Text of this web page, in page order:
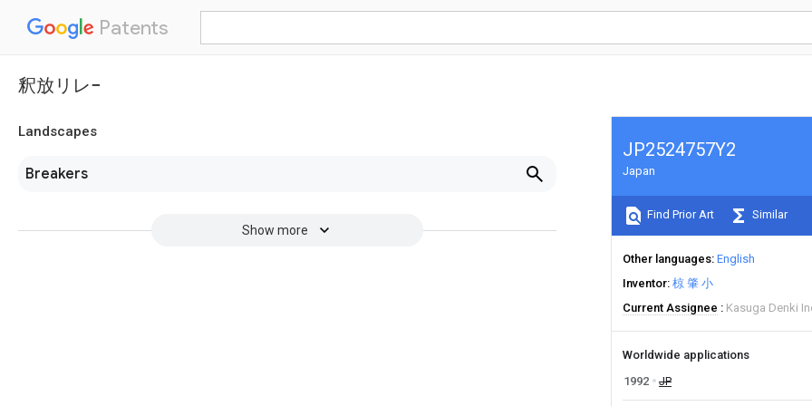
Patents
釈放リレ−
Landscapes
Breakers
Show more
JP2524757Y2
Japan
Find Prior Art Similar
Other languages English
Inventor 椋 肇 小
Current Assignee
Kasuga Denki
Worldwide applications
1992
JP